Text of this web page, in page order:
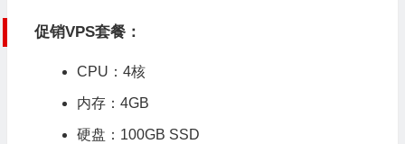
促销VPS套餐：
CPU：4核
内存：4GB
硬盘：100GB SSD